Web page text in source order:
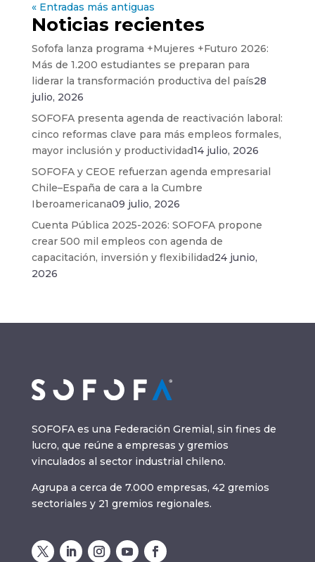
« Entradas más antiguas
Noticias recientes
Sofofa lanza programa +Mujeres +Futuro 2026:
Más de 1.200 estudiantes se preparan para
liderar la transformación productiva del país28
julio, 2026
SOFOFA presenta agenda de reactivación laboral:
cinco reformas clave para más empleos formales,
mayor inclusión y productividad14 julio, 2026
SOFOFA y CEOE refuerzan agenda empresarial
Chile–España de cara a la Cumbre
Iberoamericana09 julio, 2026
Cuenta Pública 2025-2026: SOFOFA propone
crear 500 mil empleos con agenda de
capacitación, inversión y flexibilidad24 junio,
2026
SOFOFA es una Federación Gremial, sin fines de
lucro, que reúne a empresas y gremios
vinculados al sector industrial chileno.
Agrupa a cerca de 7.000 empresas, 42 gremios
sectoriales y 21 gremios regionales.